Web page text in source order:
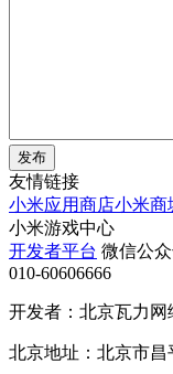
发布
友情链接
小米应用商店小米商
小米游戏中心
开发者平台 微信公
010-60606666
开发者：北京瓦力网
北京地址：北京市昌